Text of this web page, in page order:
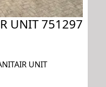
UNIT 751297
UNIT